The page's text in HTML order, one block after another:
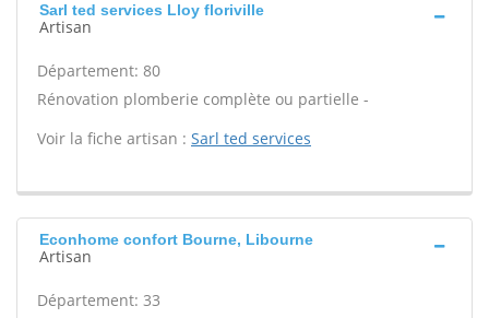
Sarl ted services Lloy floriville
Artisan
Département: 80
Rénovation plomberie complète ou partielle -
Voir la fiche artisan : Sarl ted services
Econhome confort Bourne, Libourne
Artisan
Département: 33